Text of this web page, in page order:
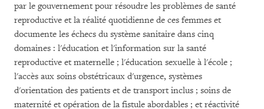
par le gouvernement pour résoudre les problèmes de santé
reproductive et la réalité quotidienne de ces femmes et
documente les échecs du système sanitaire dans cinq
domaines : l'éducation et l'information sur la santé
reproductive et maternelle ; l'éducation sexuelle à l'école ;
l'accès aux soins obstétricaux d'urgence, systèmes
d'orientation des patients et de transport inclus ; soins de
maternité et opération de la fistule abordables ; et réactivité